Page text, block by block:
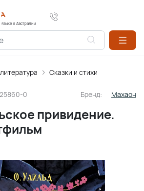
в Австралии
Сказки и стихи
0 Бренд: Махаон
привидение.